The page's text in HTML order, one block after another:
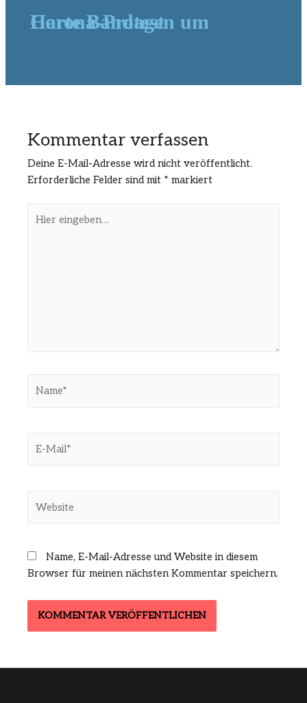
Harte Bandagen um Corona-Protest
Kommentar verfassen
Deine E-Mail-Adresse wird nicht veröffentlicht.
Erforderliche Felder sind mit * markiert
eingeben…
Mail*
Name, E-Mail-Adresse und Website in diesem
Browser für meinen nächsten Kommentar speichern.